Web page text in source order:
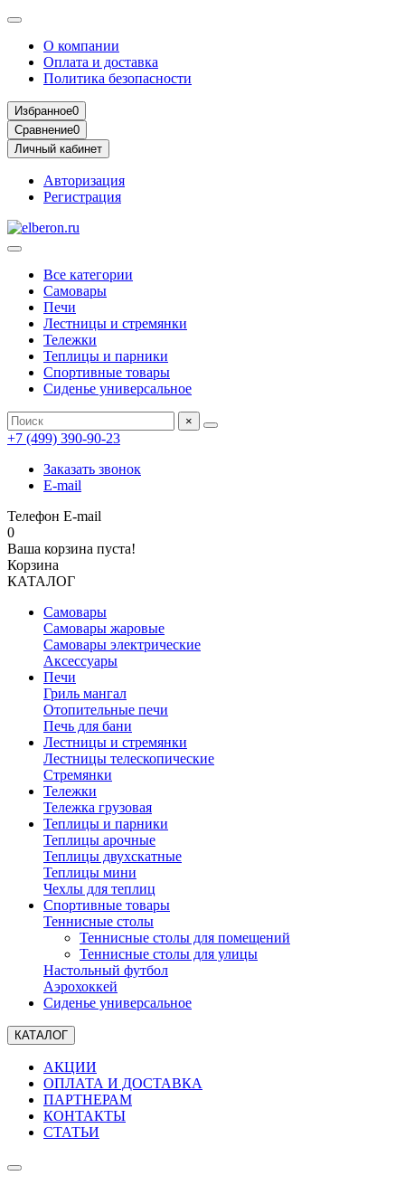
О компании
Оплата и доставка
Политика безопасности
Избранное0
Сравнение0
Личный кабинет
Авторизация
Регистрация
Все категории
Самовары
Печи
Лестницы и стремянки
Тележки
Теплицы и парники
Спортивные товары
Сиденье универсальное
×
+7 (499) 390‑90‑23
Заказать звонок
E-mail
Телефон E-mail
0
Ваша корзина пуста!
Корзина
КАТАЛОГ
Самовары
Самовары жаровые
Самовары электрические
Аксессуары
Печи
Гриль мангал
Отопительные печи
Печь для бани
Лестницы и стремянки
Лестницы телескопические
Стремянки
Тележки
Тележка грузовая
Теплицы и парники
Теплицы арочные
Теплицы двухскатные
Теплицы мини
Чехлы для теплиц
Спортивные товары
Теннисные столы
Теннисные столы для помещений
Теннисные столы для улицы
Настольный футбол
Аэрохоккей
Сиденье универсальное
КАТАЛОГ
АКЦИИ
ОПЛАТА И ДОСТАВКА
ПАРТНЕРАМ
КОНТАКТЫ
СТАТЬИ